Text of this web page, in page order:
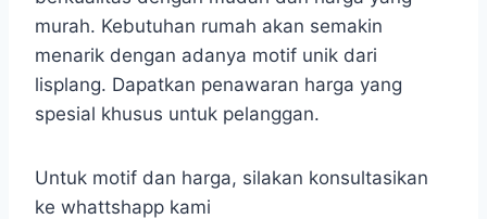
murah. Kebutuhan rumah akan semakin
menarik dengan adanya motif unik dari
lisplang. Dapatkan penawaran harga yang
spesial khusus untuk pelanggan.
Untuk motif dan harga, silakan konsultasikan
ke whattshapp kami